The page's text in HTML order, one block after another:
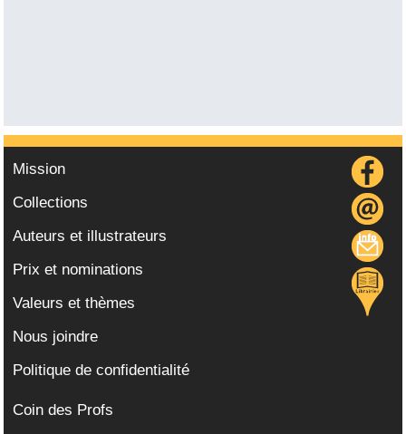
Mission
Collections
Auteurs et illustrateurs
Prix et nominations
Valeurs et thèmes
Nous joindre
Politique de confidentialité
Coin des Profs